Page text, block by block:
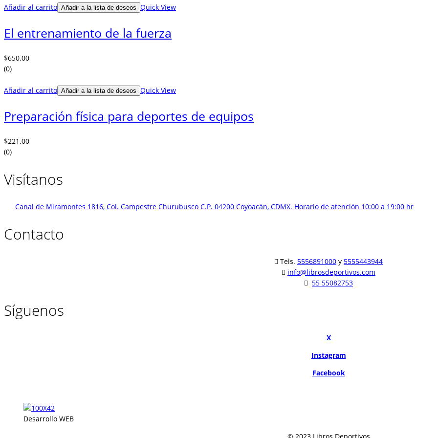
Añadir al carrito Añadir a la lista de deseos Quick View
El entrenamiento de la fuerza
$650.00
(0)
Añadir al carrito Añadir a la lista de deseos Quick View
Preparación física para deportes de equipos
$221.00
(0)
Visítanos
Canal de Miramontes 1816, Col. Campestre Churubusco C.P. 04200 Coyoacán, CDMX. Horario de atención 10:00 a 19:00 hr
Contacto
Tels. 5556891000 y 5555443944
info@librosdeportivos.com
55 55082753
Síguenos
X
Instagram
Facebook
Desarrollo WEB
© 2023 Libros Deportivos